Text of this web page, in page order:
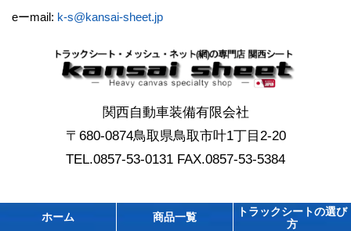
eーmail: k-s@kansai-sheet.jp
関西自動車装備有限会社
〒680-0874鳥取県鳥取市叶1丁目2-20
TEL.0857-53-0131 FAX.0857-53-5384
ホーム 商品一覧
トラックシートの選び
方